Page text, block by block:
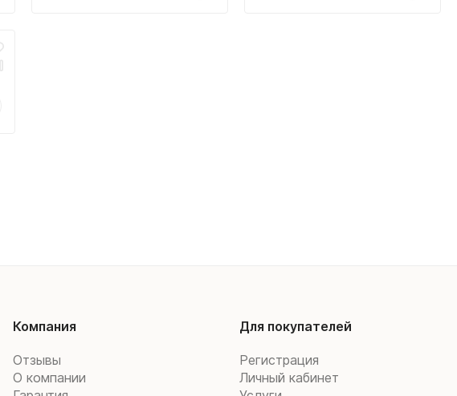
Компания
Отзывы
О компании
Для покупателей
Регистрация
Личный кабинет